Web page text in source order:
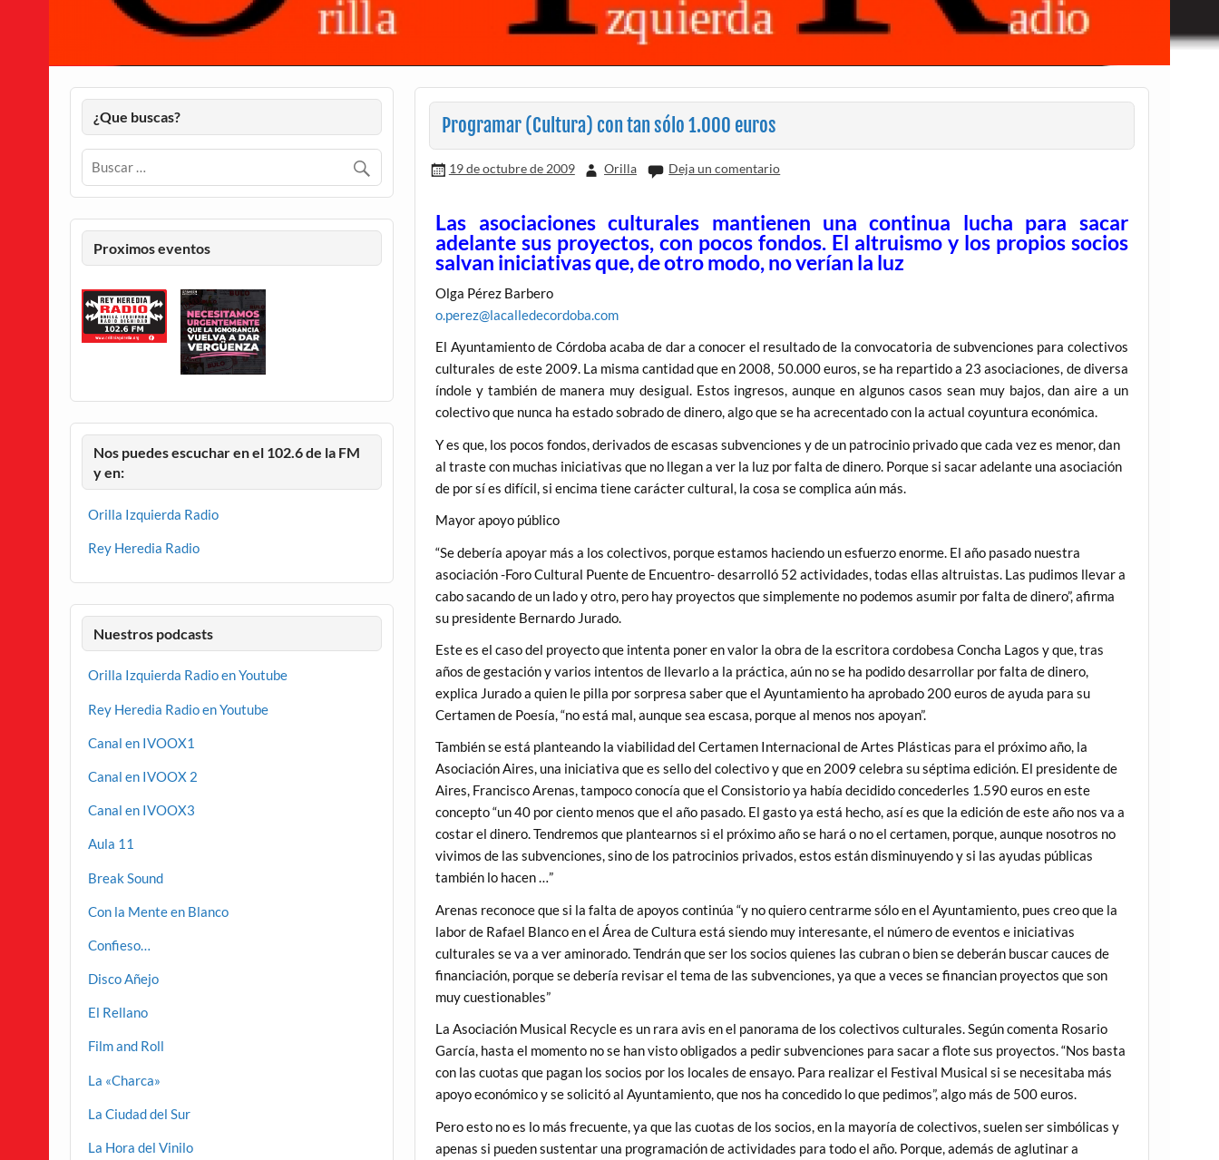
Programar (Cultura) con tan sólo 1.000 euros
19 de octubre de 2009 Orilla Deja un comentario
Las asociaciones culturales mantienen una continua lucha para sacar
adelante sus proyectos, con pocos fondos. El altruismo y los propios socios
salvan iniciativas que, de otro modo, no verían la luz
Olga Pérez Barbero
o.perez@lacalledecordoba.com
El Ayuntamiento de Córdoba acaba de dar a conocer el resultado de la convocatoria de subvenciones para colectivos
culturales de este 2009. La misma cantidad que en 2008, 50.000 euros, se ha repartido a 23 asociaciones, de diversa
índole y también de manera muy desigual. Estos ingresos, aunque en algunos casos sean muy bajos, dan aire a un
colectivo que nunca ha estado sobrado de dinero, algo que se ha acrecentado con la actual coyuntura económica.
Y es que, los pocos fondos, derivados de escasas subvenciones y de un patrocinio privado que cada vez es menor, dan
al traste con muchas iniciativas que no llegan a ver la luz por falta de dinero. Porque si sacar adelante una asociación
de por sí es difícil, si encima tiene carácter cultural, la cosa se complica aún más.
Mayor apoyo público
“Se debería apoyar más a los colectivos, porque estamos haciendo un esfuerzo enorme. El año pasado nuestra
asociación -Foro Cultural Puente de Encuentro- desarrolló 52 actividades, todas ellas altruistas. Las pudimos llevar a
cabo sacando de un lado y otro, pero hay proyectos que simplemente no podemos asumir por falta de dinero”, afirma
su presidente Bernardo Jurado.
Este es el caso del proyecto que intenta poner en valor la obra de la escritora cordobesa Concha Lagos y que, tras
años de gestación y varios intentos de llevarlo a la práctica, aún no se ha podido desarrollar por falta de dinero,
explica Jurado a quien le pilla por sorpresa saber que el Ayuntamiento ha aprobado 200 euros de ayuda para su
Certamen de Poesía, “no está mal, aunque sea escasa, porque al menos nos apoyan”.
También se está planteando la viabilidad del Certamen Internacional de Artes Plásticas para el próximo año, la
Asociación Aires, una iniciativa que es sello del colectivo y que en 2009 celebra su séptima edición. El presidente de
Aires, Francisco Arenas, tampoco conocía que el Consistorio ya había decidido concederles 1.590 euros en este
concepto “un 40 por ciento menos que el año pasado. El gasto ya está hecho, así es que la edición de este año nos va a
costar el dinero. Tendremos que plantearnos si el próximo año se hará o no el certamen, porque, aunque nosotros no
vivimos de las subvenciones, sino de los patrocinios privados, estos están disminuyendo y si las ayudas públicas
también lo hacen …”
Arenas reconoce que si la falta de apoyos continúa “y no quiero centrarme sólo en el Ayuntamiento, pues creo que la
labor de Rafael Blanco en el Área de Cultura está siendo muy interesante, el número de eventos e iniciativas
culturales se va a ver aminorado. Tendrán que ser los socios quienes las cubran o bien se deberán buscar cauces de
financiación, porque se debería revisar el tema de las subvenciones, ya que a veces se financian proyectos que son
muy cuestionables”
La Asociación Musical Recycle es un rara avis en el panorama de los colectivos culturales. Según comenta Rosario
García, hasta el momento no se han visto obligados a pedir subvenciones para sacar a flote sus proyectos. “Nos basta
con las cuotas que pagan los socios por los locales de ensayo. Para realizar el Festival Musical si se necesitaba más
apoyo económico y se solicitó al Ayuntamiento, que nos ha concedido lo que pedimos”, algo más de 500 euros.
Pero esto no es lo más frecuente, ya que las cuotas de los socios, en la mayoría de colectivos, suelen ser simbólicas y
apenas si pueden sustentar una programación de actividades para todo el año. Porque, además de aglutinar a
¿Que buscas?
Proximos eventos
Nos puedes escuchar en el 102.6 de la FM
y en:
Orilla Izquierda Radio
Rey Heredia Radio
Nuestros podcasts
Orilla Izquierda Radio en Youtube
Rey Heredia Radio en Youtube
Canal en IVOOX1
Canal en IVOOX 2
Canal en IVOOX3
Aula 11
Break Sound
Con la Mente en Blanco
Confieso…
Disco Añejo
El Rellano
Film and Roll
La «Charca»
La Ciudad del Sur
La Hora del Vinilo